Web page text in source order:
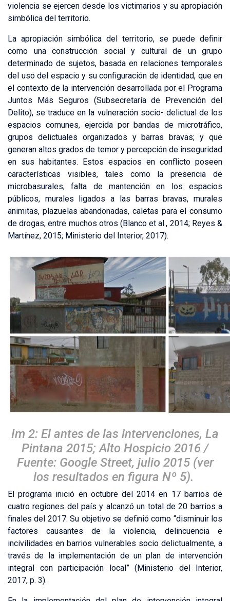
violencia se ejercen desde los victimarios y su apropiación
simbólica del territorio.
La apropiación simbólica del territorio, se puede definir
como una construcción social y cultural de un grupo
determinado de sujetos, basada en relaciones temporales
del uso del espacio y su configuración de identidad, que en
el contexto de la intervención desarrollada por el Programa
Juntos Más Seguros (Subsecretaría de Prevención del
Delito), se traduce en la vulneración socio- delictual de los
espacios comunes, ejercida por bandas de microtráfico,
grupos delictuales organizados y barras bravas; y que
generan altos grados de temor y percepción de inseguridad
en sus habitantes. Estos espacios en conflicto poseen
características visibles, tales como la presencia de
microbasurales, falta de mantención en los espacios
públicos, murales ligados a las barras bravas, murales
animitas, plazuelas abandonadas, caletas para el consumo
de drogas, entre muchos otros (Blanco et al., 2014; Reyes &
Martínez, 2015; Ministerio del Interior, 2017).
Im 2: El antes de las intervenciones, La
Pintana 2015; Alto Hospicio 2016 /
Fuente: Google Street, julio 2015 (ver
los resultados en figura Nº 5).
El programa inició en octubre del 2014 en 17 barrios de
cuatro regiones del país y alcanzó un total de 20 barrios a
finales del 2017. Su objetivo se definió como “disminuir los
factores causantes de la violencia, delincuencia e
incivilidades en barrios vulnerables socio delictualmente, a
través de la implementación de un plan de intervención
integral con participación local” (Ministerio del Interior,
2017, p. 3).